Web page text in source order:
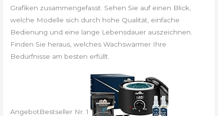
Grafiken zusammengefasst. Sehen Sie auf einen Blick,
welche Modelle sich durch hohe Qualität, einfache
Bedienung und eine lange Lebensdauer auszeichnen.
Finden Sie heraus, welches Wachswärmer Ihre
Bedürfnisse am besten erfüllt.
AngebotBestseller Nr. 1